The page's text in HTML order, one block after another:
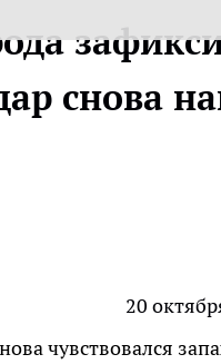
снова
20
чувствовался